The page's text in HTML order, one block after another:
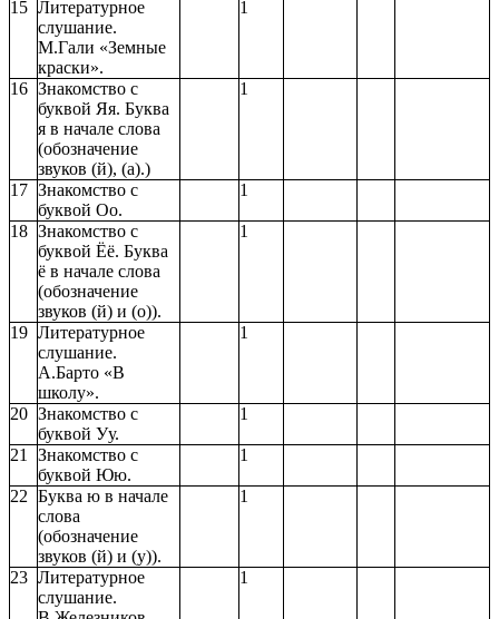
15 Литературное
слушание.
М.Гали «Земные
краски».
1
16 Знакомство с
буквой Яя. Буква
я в начале слова
(обозначение
звуков (й), (а).)
1
17 Знакомство с
буквой Оо.
1
18 Знакомство с
буквой Ёё. Буква
ё в начале слова
(обозначение
звуков (й) и (о)).
1
19 Литературное
слушание.
А.Барто «В
школу».
1
20 Знакомство с
буквой Уу.
1
21
Знакомство с
буквой Юю.
1
22 Буква ю в начале
слова
(обозначение
звуков (й) и (у)).
1
23 Литературное
слушание.
1